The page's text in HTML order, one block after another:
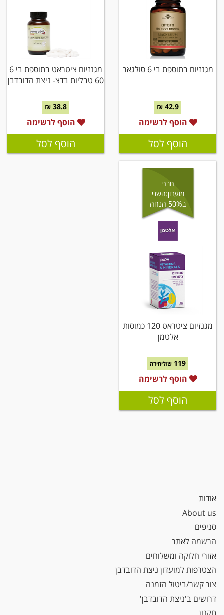
מגנזיום בתוספת בי 6 סולגאר
42.9 ₪
הוסף לרשימה
הוסף לסל
מגנזיום ציטראט בתוספת בי 6
60 טבליות בדצ- ניצת הדובדבן
38.8 ₪
הוסף לרשימה
הוסף לסל
חברי
מועדון:השני
ב50% הנחה
מגנזיום ציטראט 120 כמוסות
אלטמן
119 ₪ ליחידה
הוסף לרשימה
הוסף לסל
אודות
About us
סניפים
הרשמה לאתר
אזורי חלוקה ומשלוחים
הצטרפות למועדון ניצת הדובדבן
צור קשר/ביטול הזמנה
דרושים ב'ניצת הדובדבן'